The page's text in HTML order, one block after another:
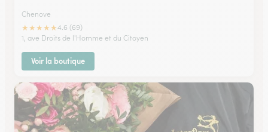
Chenove
★★★★★4.6 (69)
1, ave Droits de l'Homme et du Citoyen
Voir la boutique